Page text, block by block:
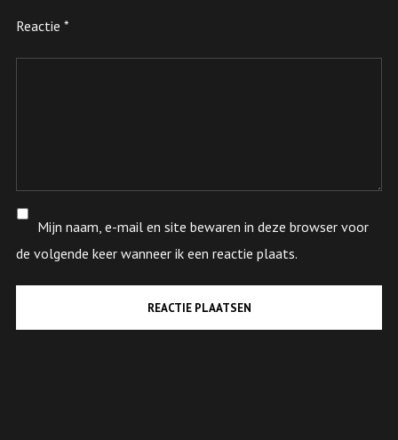
Reactie *
Mijn naam, e-mail en site bewaren in deze browser voor
de volgende keer wanneer ik een reactie plaats.